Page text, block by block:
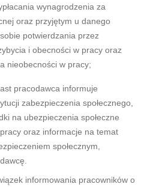
wynagrodzenia za
oraz przyjętym u danego
potwierdzania przez
i obecności w pracy oraz
nieobecności w pracy;
pracodawca informuje
zabezpieczenia społecznego,
na ubezpieczenia społeczne
oraz informacje na temat
społecznym,
informowania pracowników o